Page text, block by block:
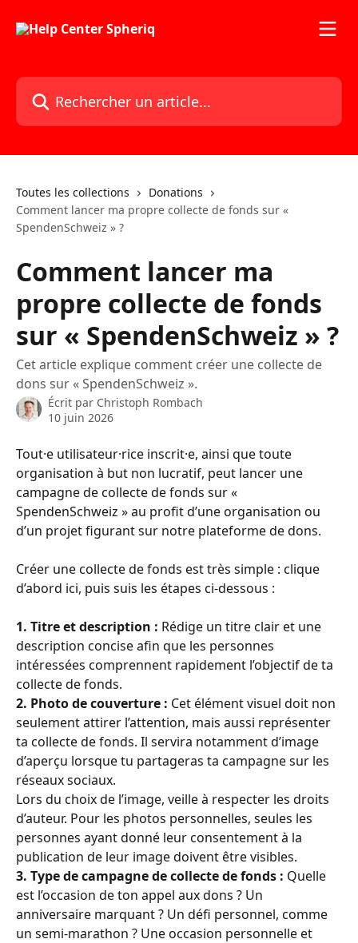
Rechercher un article...
Toutes les collections
Donations
Comment lancer ma propre collecte de fonds sur «
SpendenSchweiz » ?
Comment lancer ma
propre collecte de fonds
sur « SpendenSchweiz » ?
Cet article explique comment créer une collecte de
dons sur « SpendenSchweiz ».
Écrit par Christoph Rombach
10 juin 2026
Tout·e utilisateur·rice inscrit·e, ainsi que toute
organisation à but non lucratif, peut lancer une
campagne de collecte de fonds sur «
SpendenSchweiz » au profit d’une organisation ou
d’un projet figurant sur notre plateforme de dons.
Créer une collecte de fonds est très simple : clique
d’abord ici, puis suis les étapes ci-dessous :
1. Titre et description : Rédige un titre clair et une
description concise afin que les personnes
intéressées comprennent rapidement l’objectif de ta
collecte de fonds.
2. Photo de couverture : Cet élément visuel doit non
seulement attirer l’attention, mais aussi représenter
ta collecte de fonds. Il servira notamment d’image
d’aperçu lorsque tu partageras ta campagne sur les
réseaux sociaux.
Lors du choix de l’image, veille à respecter les droits
d’auteur. Pour les photos personnelles, seules les
personnes ayant donné leur consentement à la
publication de leur image doivent être visibles.
3. Type de campagne de collecte de fonds : Quelle
est l’occasion de ton appel aux dons ? Un
anniversaire marquant ? Un défi personnel, comme
un semi-marathon ? Une occasion personnelle et